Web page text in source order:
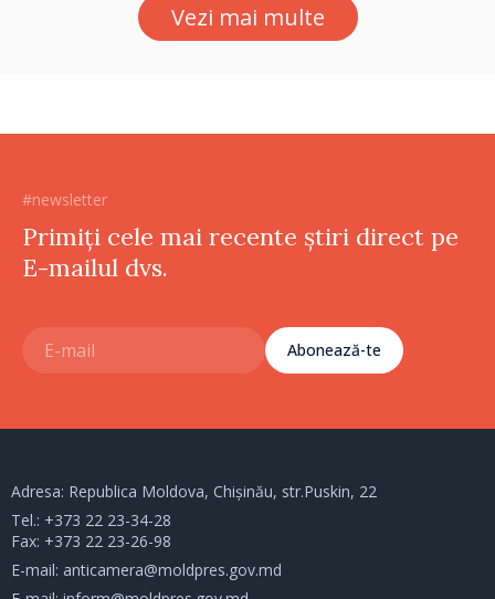
Vezi mai multe
#newsletter
Primiți cele mai recente știri direct pe
E-mailul dvs.
Abonează-te
Adresa: Republica Moldova, Chișinău, str.Puskin, 22
Tel.: +373 22 23-34-28
Fax: +373 22 23-26-98
E-mail: anticamera@moldpres.gov.md